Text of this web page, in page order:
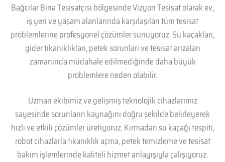
Bağcılar Bina Tesisatçısı bölgesinde Vizyon Tesisat olarak ev,
iş yeri ve yaşam alanlarında karşılaşılan tüm tesisat
problemlerine profesyonel çözümler sunuyoruz. Su kaçakları,
gider tıkanıklıkları, petek sorunları ve tesisat arızaları
zamanında müdahale edilmediğinde daha büyük
problemlere neden olabilir.
Uzman ekibimiz ve gelişmiş teknolojik cihazlarımız
sayesinde sorunların kaynağını doğru şekilde belirleyerek
hızlı ve etkili çözümler üretiyoruz. Kırmadan su kaçağı tespiti,
robot cihazlarla tıkanıklık açma, petek temizleme ve tesisat
bakım işlemlerinde kaliteli hizmet anlayışıyla çalışıyoruz.